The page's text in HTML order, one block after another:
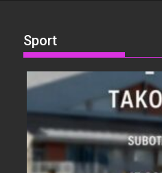
Sport